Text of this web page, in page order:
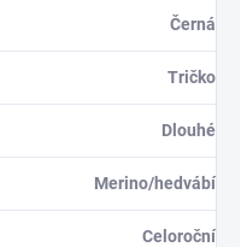
Černá
Tričko
Dlouhé
Merino/hedvábí
Celoroční